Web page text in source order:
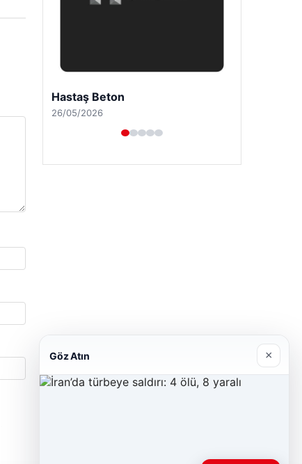
Prenses Night Club
29/04/2026
Göz Atın ×